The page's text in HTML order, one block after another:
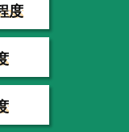
度